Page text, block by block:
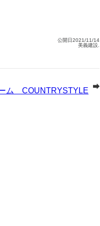
公開日2021/11/14
美義建設.
ム COUNTRYSTYLE